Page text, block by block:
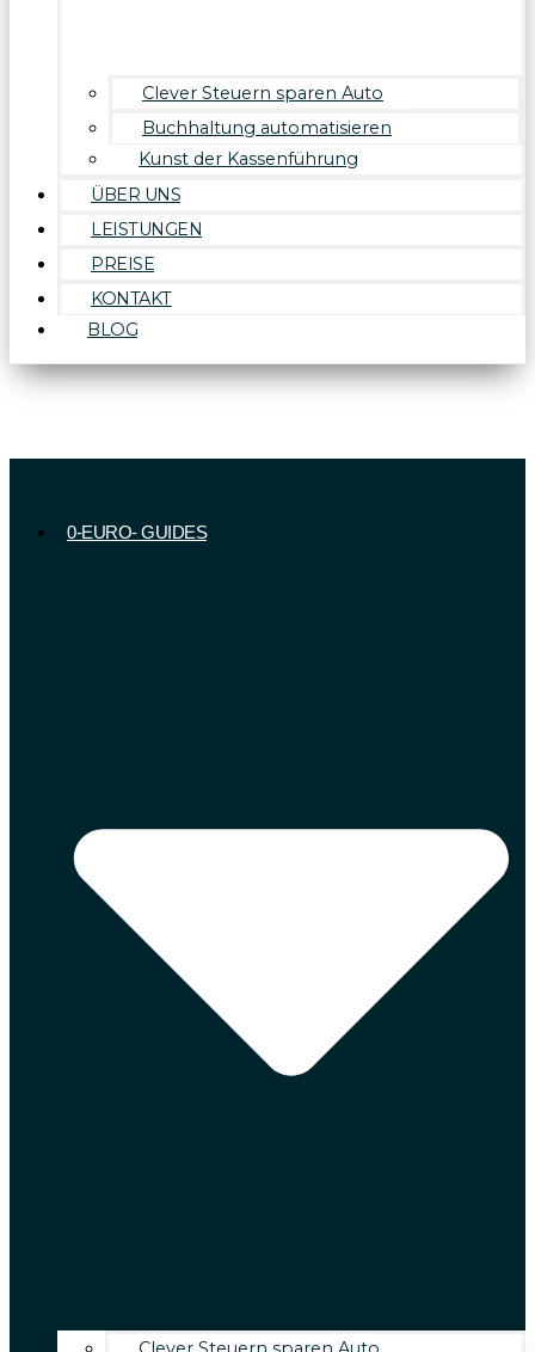
Clever Steuern sparen Auto
Buchhaltung automatisieren
Kunst der Kassenführung
ÜBER UNS
LEISTUNGEN
PREISE
KONTAKT
BLOG
0-EURO- GUIDES